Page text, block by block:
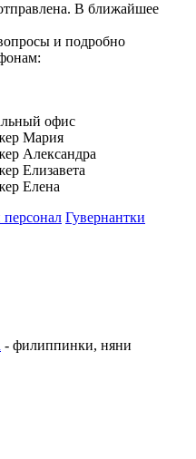
В ближайшее
и подробно
офис
Мария
Александра
Елизавета
Елена
Гувернантки
- филиппинки, няни